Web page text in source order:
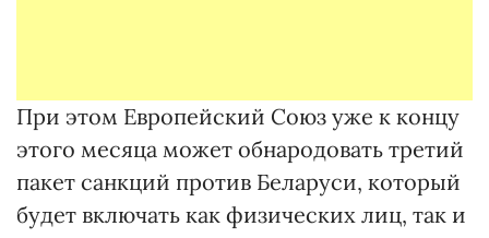
При этом Европейский Союз уже к концу
этого месяца может обнародовать третий
пакет санкций против Беларуси, который
будет включать как физических лиц, так и